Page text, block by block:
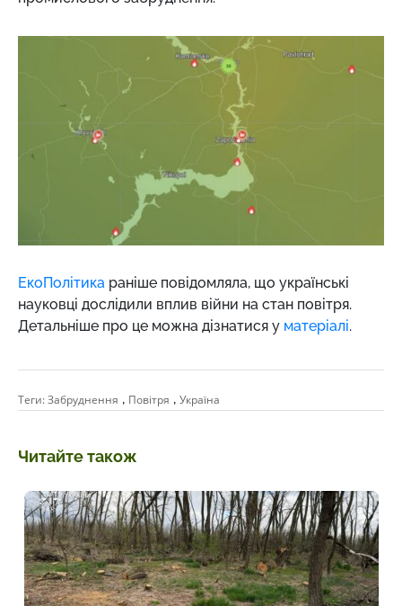
ЕкоПолітика раніше повідомляла, що українські
науковці дослідили вплив війни на стан повітря.
Детальніше про це можна дізнатися у матеріалі.
Теги:Забруднення , Повітря , Україна
Читайте також